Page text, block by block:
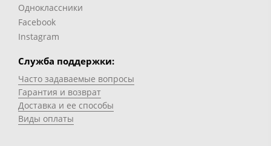
Одноклассники
Facebook
Instagram
Служба поддержки:
Часто задаваемые вопросы
Гарантия и возврат
Доставка и ее способы
Виды оплаты